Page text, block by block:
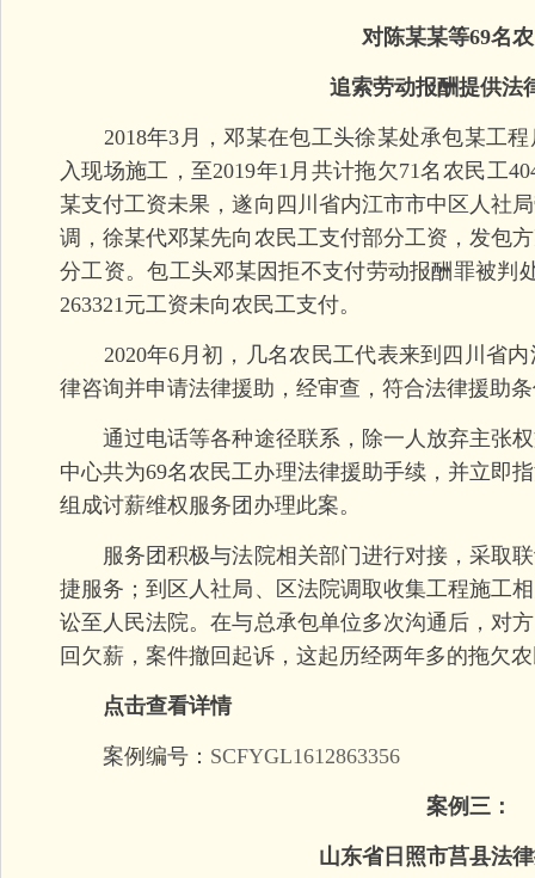
对陈某某等69名农
追索劳动报酬提供法
2018年3月，邓某在包工头徐某处承包某工程
入现场施工，至2019年1月共计拖欠71名农民工
某支付工资未果，遂向四川省内江市市中区人社
调，徐某代邓某先向农民工支付部分工资，发包
分工资。包工头邓某因拒不支付劳动报酬罪被判
263321元工资未向农民工支付。
2020年6月初，几名农民工代表来到四川省内
律咨询并申请法律援助，经审查，符合法律援助
通过电话等各种途径联系，除一人放弃主张权
中心共为69名农民工办理法律援助手续，并立即
组成讨薪维权服务团办理此案。
服务团积极与法院相关部门进行对接，采取联
捷服务；到区人社局、区法院调取收集工程施工
讼至人民法院。在与总承包单位多次沟通后，对
回欠薪，案件撤回起诉，这起历经两年多的拖欠
点击查看详情
案例编号： SCFYGL1612863356
案例三：
山东省日照市莒县法律